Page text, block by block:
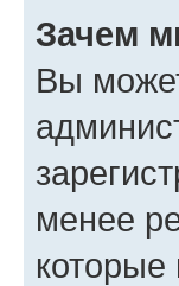
Зачем
Вы
менее